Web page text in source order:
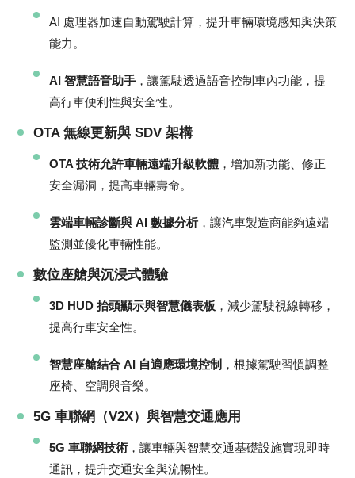
AI 處理器加速自動駕駛計算，提升車輛環境感知與決策
能力。
AI 智慧語音助手 ，讓駕駛透過語音控制車內功能，提
高行車便利性與安全性。
OTA 無線更新與 SDV 架構
OTA 技術允許車輛遠端升級軟體 ，增加新功能、修正
安全漏洞，提高車輛壽命。
雲端車輛診斷與 AI 數據分析，讓汽車製造商能夠遠端
監測並優化車輛性能。
數位座艙與沉浸式體驗
3D HUD 抬頭顯示與智慧儀表板 ，減少駕駛視線轉移，
提高行車安全性。
智慧座艙結合 AI 自適應環境控制 ，根據駕駛習慣調整
座椅、空調與音樂。
5G 車聯網（V2X）與智慧交通應用
5G 車聯網技術 ，讓車輛與智慧交通基礎設施實現即時
通訊，提升交通安全與流暢性。